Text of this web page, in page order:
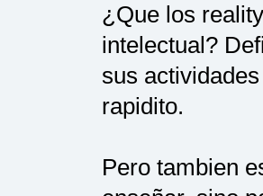
¿Que los
intelectual?
sus
rapidito.
Pero tambien